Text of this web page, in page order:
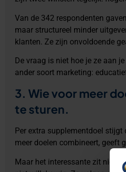
Van de 342 respondenten
maar structureel minder
klanten. Ze zijn onvoldoende
De vraag is niet hoe je ze aan
ander soort marketing:
3. Wie voor meer
te sturen.
Per extra supplementdoel
meer doelen combineert, geeft
Maar het interessante zit niet in